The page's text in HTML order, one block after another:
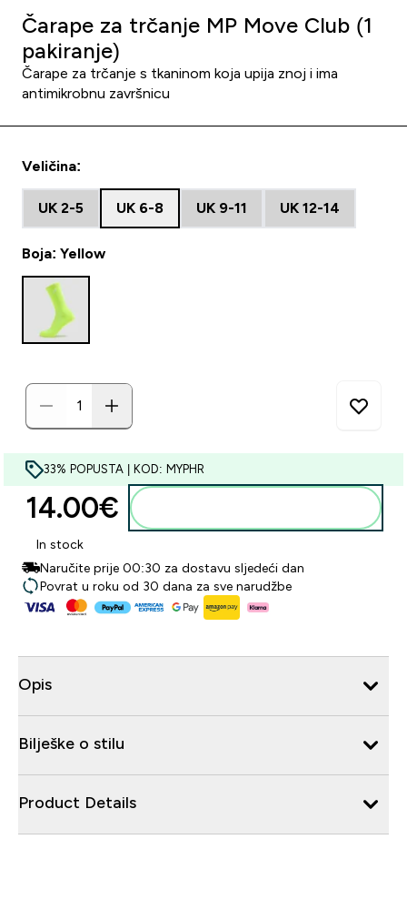
Čarape za trčanje MP Move Club (1
pakiranje)
Čarape za trčanje s tkaninom koja upija znoj i ima
antimikrobnu završnicu
Veličina:
UK 2-5 UK 6-8 UK 9-11 UK 12-14
Boja: Yellow
33% POPUSTA | KOD: MYPHR
14.00€‎
In stock
Naručite prije 00:30 za dostavu sljedeći dan
Povrat u roku od 30 dana za sve narudžbe
Opis
Bilješke o stilu
Product Details